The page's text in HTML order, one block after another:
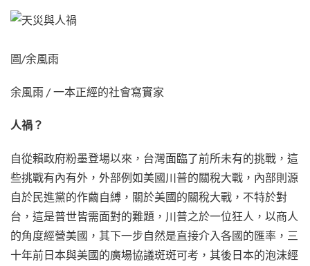
圖/余風雨
余風雨 / 一本正經的社會寫實家
人禍？
自從賴政府粉墨登場以來，台灣面臨了前所未有的挑戰，這
些挑戰有內有外，外部例如美國川普的關稅大戰，內部則源
自於民進黨的作繭自縛，關於美國的關稅大戰，不特於對
台，這是普世皆需面對的難題，川普之於一位狂人，以商人
的角度經營美國，其下一步自然是直接介入各國的匯率，三
十年前日本與美國的廣場協議斑斑可考，其後日本的泡沫經